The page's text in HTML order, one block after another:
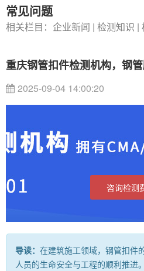
常见问题
相关栏目： 企业新闻 | 检测知识 |
重庆钢管扣件检测机构，钢
2025-09-04 14:00:20
咨询检测
导读： 在建筑施工领域，钢管扣件
人员的生命安全与工程的顺利推进